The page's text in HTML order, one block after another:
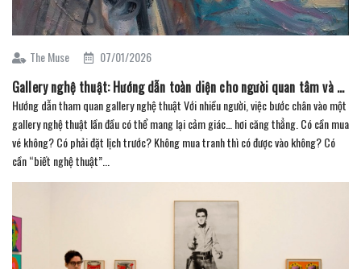
The Muse 07/01/2026
Gallery nghệ thuật: Hướng dẫn toàn diện cho người quan tâm và sưu tầm (Phần 5)
Hướng dẫn tham quan gallery nghệ thuật Với nhiều người, việc bước chân vào một
gallery nghệ thuật lần đầu có thể mang lại cảm giác… hơi căng thẳng. Có cần mua
vé không? Có phải đặt lịch trước? Không mua tranh thì có được vào không? Có
cần “biết nghệ thuật”...